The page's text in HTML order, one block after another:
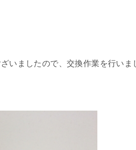
いましたので、交換作業を行いま